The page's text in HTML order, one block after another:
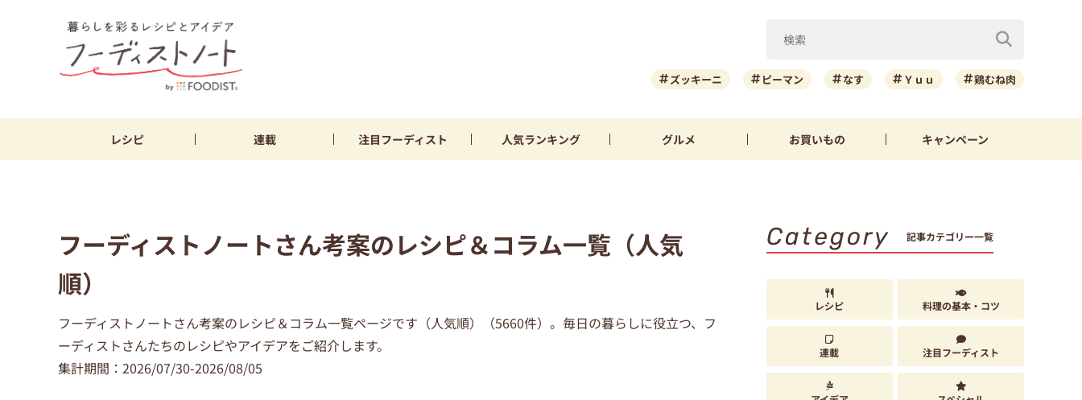
ズッキーニ ピーマン なす Ｙｕｕ 鶏むね肉
レシピ 連載 注目フーディスト 人気ランキング グルメ お買いもの キャンペーン
フーディストノートさん考案のレシピ＆コラム一覧（人気
順）
フーディストノートさん考案のレシピ＆コラム一覧ページです（人気順）（5660件）。毎日の暮らしに役立つ、フ
ーディストさんたちのレシピやアイデアをご紹介します。
集計期間：2026/07/30-2026/08/05
Category 記事カテゴリー一覧
レシピ 料理の基本・コツ
連載 注目フーディスト